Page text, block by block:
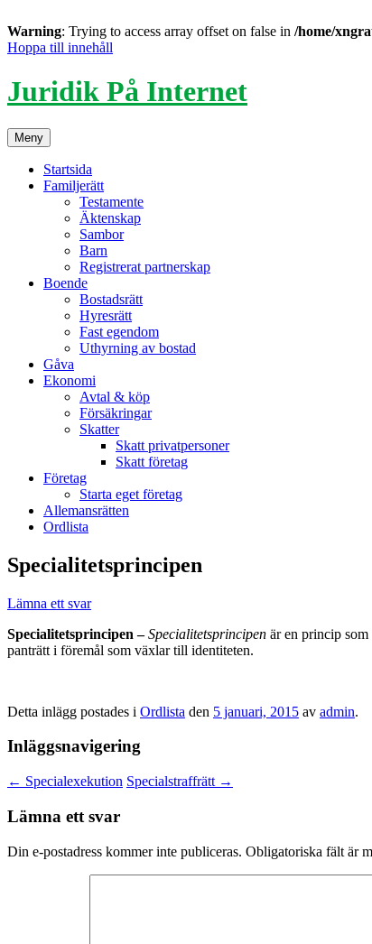
Warning: Trying to access array offset on false in /home/
Hoppa till innehåll
Juridik På Internet
Meny
Startsida
Familjerätt
Testamente
Äktenskap
Sambor
Barn
Registrerat partnerskap
Boende
Bostadsrätt
Hyresrätt
Fast egendom
Uthyrning av bostad
Gåva
Ekonomi
Avtal & köp
Försäkringar
Skatter
Skatt privatpersoner
Skatt företag
Företag
Starta eget företag
Allemansrätten
Ordlista
Specialitetsprincipen
Lämna ett svar
Specialitetsprincipen –Specialitetsprincipen är en princip
panträtt i föremål som växlar till identiteten.
Detta inlägg postades i Ordlista den 5 januari, 2015 av admin.
Inläggsnavigering
← Specialexekution Specialstraffrätt →
Lämna ett svar
Din e-postadress kommer inte publiceras. Obligatoriska fält är